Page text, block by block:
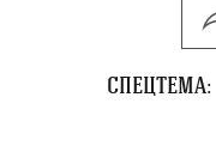
СПЕЦТЕМА: